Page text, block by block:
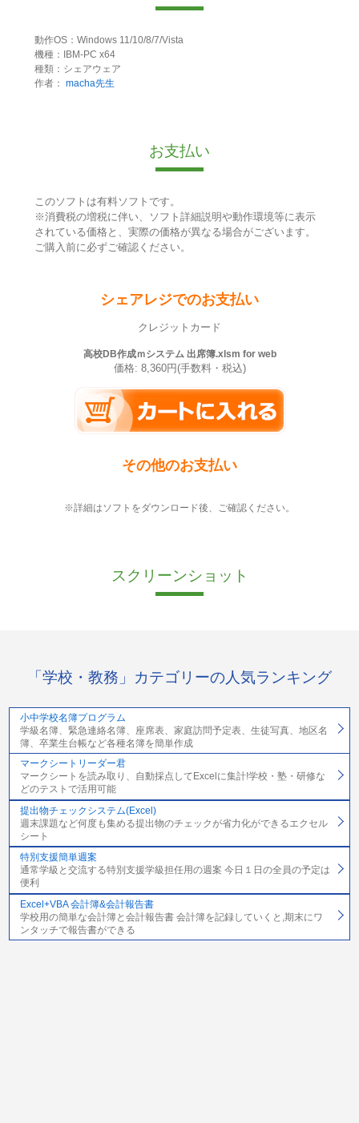
動作OS：Windows 11/10/8/7/Vista
機種：IBM-PC x64
種類：シェアウェア
作者： macha先生
お支払い
このソフトは有料ソフトです。
※消費税の増税に伴い、ソフト詳細説明や動作環境等に表示
されている価格と、実際の価格が異なる場合がございます。
ご購入前に必ずご確認ください。
シェアレジでのお支払い
クレジットカード
高校DB作成ｍシステム 出席簿.xlsm for web
価格: 8,360円(手数料・税込)
その他のお支払い
※詳細はソフトをダウンロード後、ご確認ください。
スクリーンショット
「学校・教務」カテゴリーの人気ランキング
小中学校名簿プログラム
学級名簿、緊急連絡名簿、座席表、家庭訪問予定表、生徒写真、地区名
簿、卒業生台帳など各種名簿を簡単作成
マークシートリーダー君
マークシートを読み取り、自動採点してExcelに集計!学校・塾・研修な
どのテストで活用可能
提出物チェックシステム(Excel)
週末課題など何度も集める提出物のチェックが省力化ができるエクセル
シート
特別支援簡単週案
通常学級と交流する特別支援学級担任用の週案 今日１日の全員の予定は
便利
Excel+VBA 会計簿&会計報告書
学校用の簡単な会計簿と会計報告書 会計簿を記録していくと,期末にワ
ンタッチで報告書ができる